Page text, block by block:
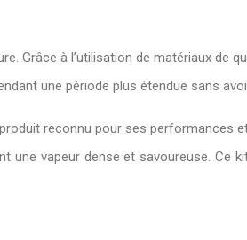
Grâce à l’utilisation de matériaux de
une période plus étendue sans
reconnu pour ses performances
une vapeur dense et savoureuse.